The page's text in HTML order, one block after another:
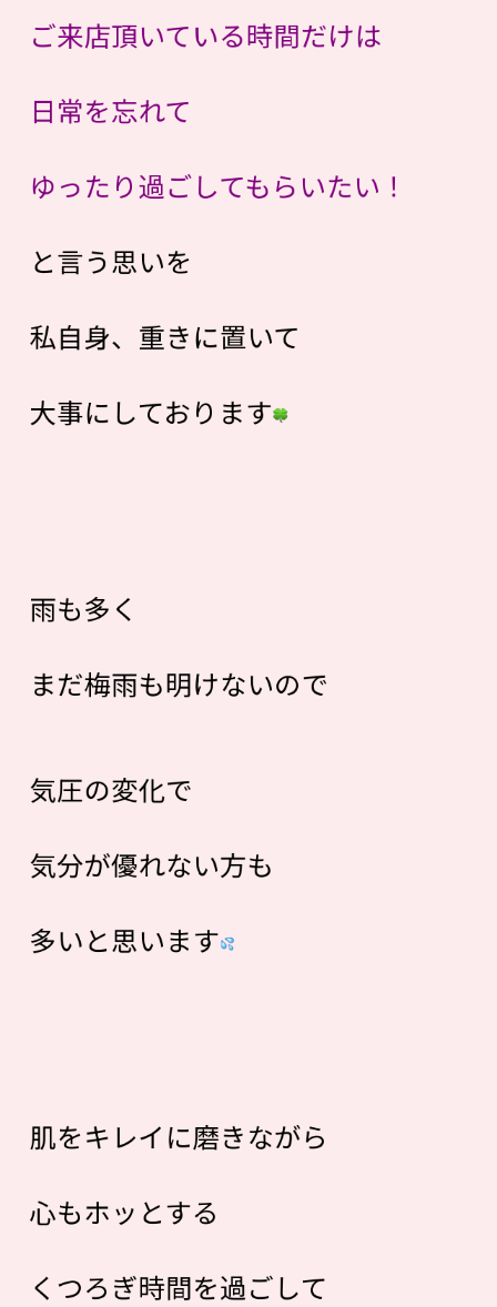
ご来店頂いている時間だけは
日常を忘れて
ゆったり過ごしてもらいたい！
と言う思いを
私自身、重きに置いて
大事にしております
雨も多く
まだ梅雨も明けないので
気圧の変化で
気分が優れない方も
多いと思います
肌をキレイに磨きながら
心もホッとする
くつろぎ時間を過ごして